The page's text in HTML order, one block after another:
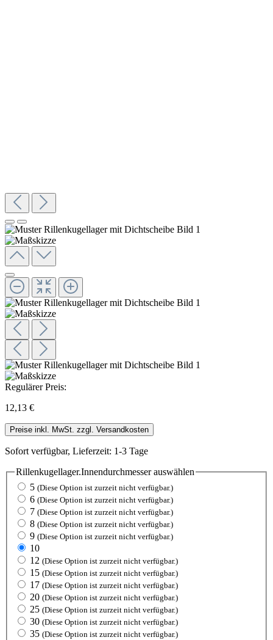
Regulärer Preis:
12,13 €
Preise inkl. MwSt. zzgl. Versandkosten
Sofort verfügbar, Lieferzeit: 1-3 Tage
Rillenkugellager.Innendurchmesserauswählen
5 (Diese Option ist zurzeit nicht verfügbar.)
6 (Diese Option ist zurzeit nicht verfügbar.)
7 (Diese Option ist zurzeit nicht verfügbar.)
8 (Diese Option ist zurzeit nicht verfügbar.)
9 (Diese Option ist zurzeit nicht verfügbar.)
10
12 (Diese Option ist zurzeit nicht verfügbar.)
15 (Diese Option ist zurzeit nicht verfügbar.)
17 (Diese Option ist zurzeit nicht verfügbar.)
20 (Diese Option ist zurzeit nicht verfügbar.)
25 (Diese Option ist zurzeit nicht verfügbar.)
30 (Diese Option ist zurzeit nicht verfügbar.)
35 (Diese Option ist zurzeit nicht verfügbar.)